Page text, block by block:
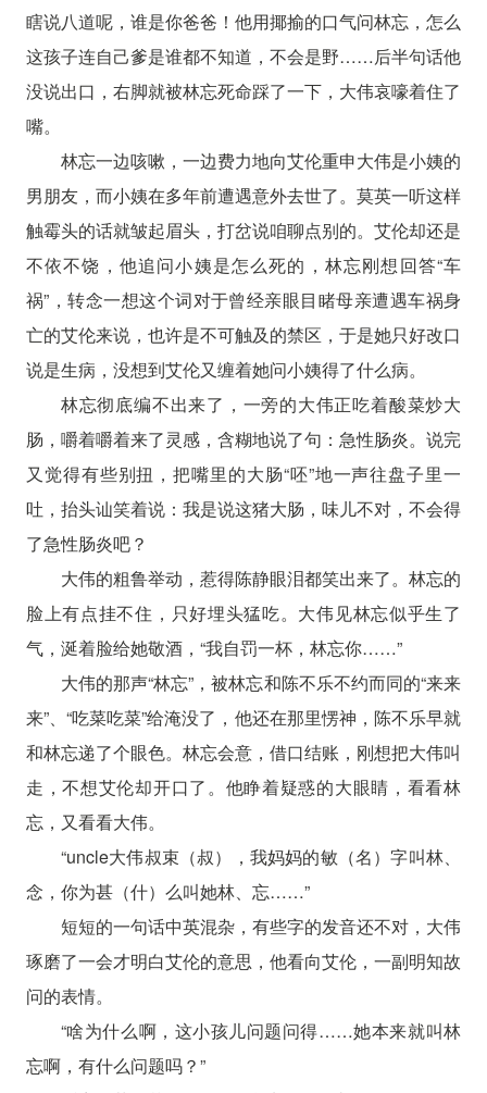
瞎说八道呢，谁是你爸爸！他用揶揄的口气问林忘，怎么
这孩子连自己爹是谁都不知道，不会是野……后半句话他
没说出口，右脚就被林忘死命踩了一下，大伟哀嚎着住了
嘴。
林忘一边咳嗽，一边费力地向艾伦重申大伟是小姨的
男朋友，而小姨在多年前遭遇意外去世了。莫英一听这样
触霉头的话就皱起眉头，打岔说咱聊点别的。艾伦却还是
不依不饶，他追问小姨是怎么死的，林忘刚想回答“车
祸”，转念一想这个词对于曾经亲眼目睹母亲遭遇车祸身
亡的艾伦来说，也许是不可触及的禁区，于是她只好改口
说是生病，没想到艾伦又缠着她问小姨得了什么病。
林忘彻底编不出来了，一旁的大伟正吃着酸菜炒大
肠，嚼着嚼着来了灵感，含糊地说了句：急性肠炎。说完
又觉得有些别扭，把嘴里的大肠“呸”地一声往盘子里一
吐，抬头讪笑着说：我是说这猪大肠，味儿不对，不会得
了急性肠炎吧？
大伟的粗鲁举动，惹得陈静眼泪都笑出来了。林忘的
脸上有点挂不住，只好埋头猛吃。大伟见林忘似乎生了
气，涎着脸给她敬酒，“我自罚一杯，林忘你……”
大伟的那声“林忘”，被林忘和陈不乐不约而同的“来来
来”、“吃菜吃菜”给淹没了，他还在那里愣神，陈不乐早就
和林忘递了个眼色。林忘会意，借口结账，刚想把大伟叫
走，不想艾伦却开口了。他睁着疑惑的大眼睛，看看林
忘，又看看大伟。
“uncle大伟叔束（叔），我妈妈的敏（名）字叫林、
念，你为甚（什）么叫她林、忘……”
短短的一句话中英混杂，有些字的发音还不对，大伟
琢磨了一会才明白艾伦的意思，他看向艾伦，一副明知故
问的表情。
“啥为什么啊，这小孩儿问题问得……她本来就叫林
忘啊，有什么问题吗？”